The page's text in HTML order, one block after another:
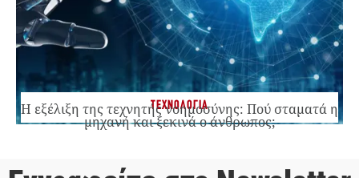
ΤΕΧΝΟΛΟΓΙΑ
Η εξέλιξη της τεχνητής νοημοσύνης: Πού σταματά η
μηχανή και ξεκινά ο άνθρωπος;